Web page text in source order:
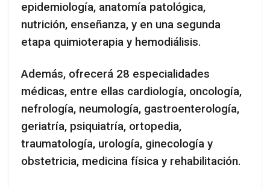
epidemiología, anatomía patológica,
nutrición, enseñanza, y en una segunda
etapa quimioterapia y hemodiálisis.
Además, ofrecerá 28 especialidades
médicas, entre ellas cardiología, oncología,
nefrología, neumología, gastroenterología,
geriatría, psiquiatría, ortopedia,
traumatología, urología, ginecología y
obstetricia, medicina física y rehabilitación.